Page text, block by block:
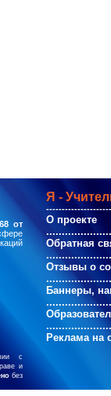
Я -
О проекте
Обратная
Отзывы о
Баннеры,
Реклама на
от
с
и
без